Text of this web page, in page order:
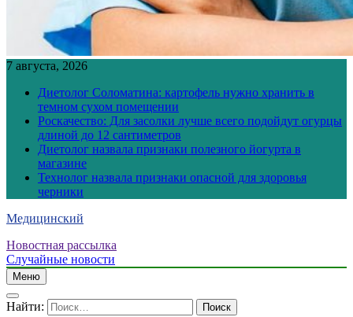
7 августа, 2026
Диетолог Соломатина: картофель нужно хранить в
темном сухом помещении
Роскачество: Для засолки лучше всего подойдут огурцы
длиной до 12 сантиметров
Диетолог назвала признаки полезного йогурта в
магазине
Технолог назвала признаки опасной для здоровья
черники
Медицинский
Новостная рассылка
Случайные новости
Меню
Найти: